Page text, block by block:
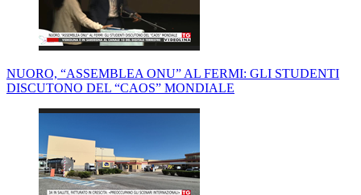
NUORO, “ASSEMBLEA ONU” AL FERMI: GLI STUDENTI
DISCUTONO DEL “CAOS” MONDIALE